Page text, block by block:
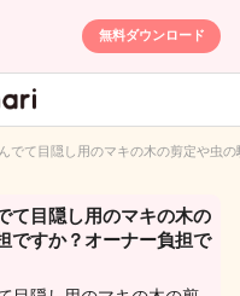
無料ダウンロード
QA
でて目隠し用のマキの木の剪定や虫
て目隠し用のマキの木の
ですか？オーナー負担で